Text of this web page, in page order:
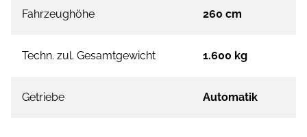
Fahrzeughöhe 260 cm
Techn. zul. Gesamtgewicht 1.600 kg
Getriebe Automatik